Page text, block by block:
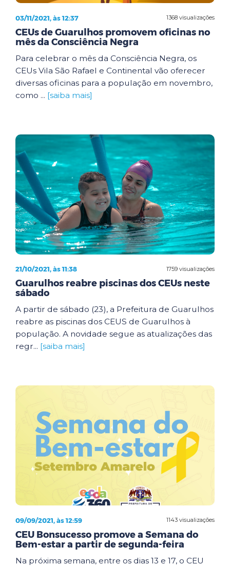
1368 visualizações
03/11/2021, às 12:37
CEUs de Guarulhos promovem oficinas no
mês da Consciência Negra
Para celebrar o mês da Consciência Negra, os
CEUs Vila São Rafael e Continental vão oferecer
diversas oficinas para a população em novembro,
como ... [saiba mais]
1759 visualizações
21/10/2021, às 11:38
Guarulhos reabre piscinas dos CEUs neste
sábado
A partir de sábado (23), a Prefeitura de Guarulhos
reabre as piscinas dos CEUS de Guarulhos à
população. A novidade segue as atualizações das
regr... [saiba mais]
1143 visualizações
09/09/2021, às 12:59
CEU Bonsucesso promove a Semana do
Bem-estar a partir de segunda-feira
Na próxima semana, entre os dias 13 e 17, o CEU